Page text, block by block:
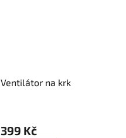
Ventilátor na krk
399 Kč